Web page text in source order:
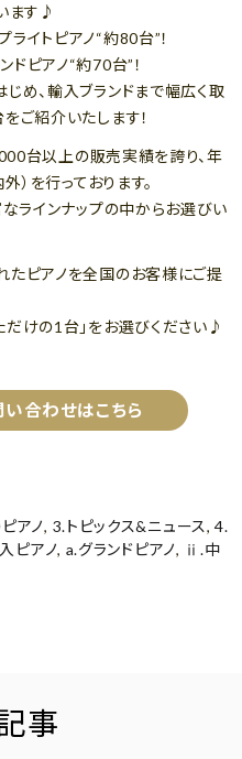
ます♪
イトピアノ“約80台”！
ピアノ“約70台”！
め、輸入ブランドまで幅広く取
ご紹介いたします！
台以上の販売実績を誇り、年
を行っております。
ラインナップの中からお選びい
たピアノを全国のお客様にご提
だけの1台」をお選びください♪
合わせはこちら
アノ, 3.トピックス&ニュース,4.
ピアノ, a.グランドピアノ, ⅱ.中
事